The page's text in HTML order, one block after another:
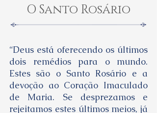
O Santo Rosário
“Deus está oferecendo os últimos
dois remédios para o mundo.
Estes são o Santo Rosário e a
devoção ao Coração Imaculado
de Maria. Se desprezamos e
rejeitamos estes últimos meios, já